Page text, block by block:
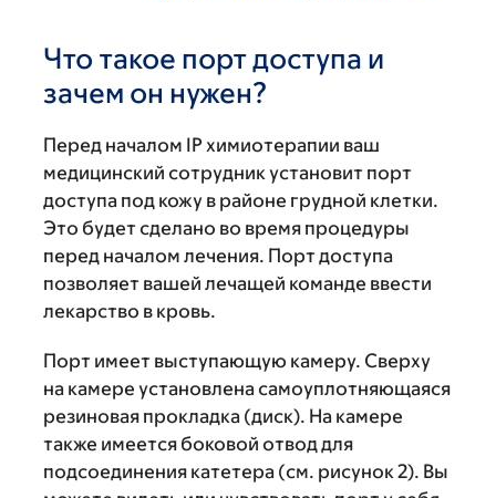
Что такое порт доступа и
зачем он нужен?
Перед началом IP химиотерапии ваш
медицинский сотрудник установит порт
доступа под кожу в районе грудной клетки.
Это будет сделано во время процедуры
перед началом лечения. Порт доступа
позволяет вашей лечащей команде ввести
лекарство в кровь.
Порт имеет выступающую камеру. Сверху
на камере установлена самоуплотняющаяся
резиновая прокладка (диск). На камере
также имеется боковой отвод для
подсоединения катетера (см. рисунок 2). Вы